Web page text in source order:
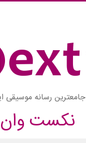
جامعترین رسانه موسیقی
نکست وان